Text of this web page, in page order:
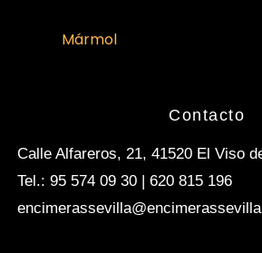
Mármol
Contacto
Calle Alfareros, 21, 41520 El Viso
Tel.: 95 574 09 30 | 620 815 196